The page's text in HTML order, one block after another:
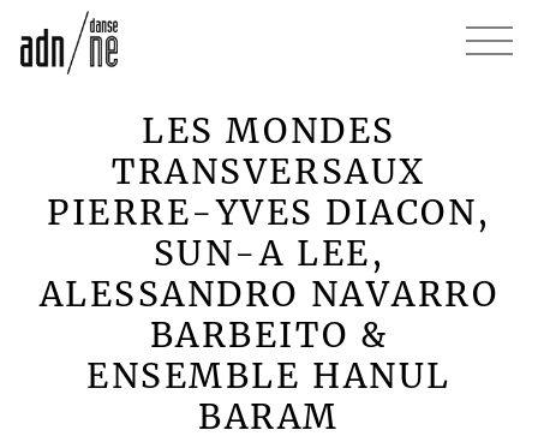
LES MONDES
TRANSVERSAUX
PIERRE-YVES DIACON,
SUN-A LEE,
ALESSANDRO NAVARRO
BARBEITO &
ENSEMBLE HANUL
BARAM